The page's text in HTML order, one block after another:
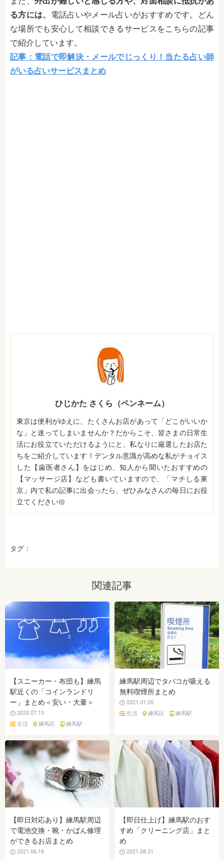
る方には、 電話占いやメール占いがおすすめです。どん
な場所でも安心して相談できるサービスをこちらの記事
で紹介しています。
記事：電話で即解決・メールでじっくり！当たる占い師
がいる占いサービスまとめ
ひじかた さくら（ペンネーム）
東京は便利がゆえに、たくさんお店があって「どこがいいか
な」と迷ってしまいませんか？だからこそ、皆さまの日常生
活にお役立ていただけるようにと、私なりに厳選したお店た
ちをご紹介しています！デンタル意識が高めな私がチョイス
した【歯医者さん】をはじめ、知人から聞いたおすすめの
【マッサージ店】なども書いていますので、「マチしる東
京」内で私の記事に出会ったら、ぜひみなさんの毎日にお役
立てください𑁍
タグ：
関連記事
【スニーカー・布団も】練馬
駅近くの「コインランドリ
ー」まとめ＜安い・大量＞
2020.07.13
生活
練馬区 練馬駅
練馬駅周辺でタバコが吸える
無料喫煙所まとめ
2021.01.05
生活
練馬区 練馬駅
【即日対応あり】練馬駅周辺
で電池交換・靴・かばん修理
ができるお店まとめ
2021.06.18
【即日仕上げ】練馬駅のおす
すめ「クリーニング店」まと
め
2021.08.31